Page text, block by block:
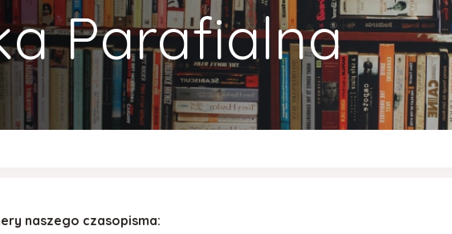
Parafialna
naszego czasopisma: